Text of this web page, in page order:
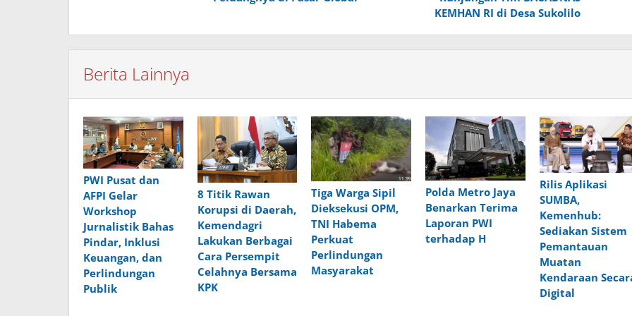
KEMHAN RI di Desa Sukolilo
Berita Lainnya
PWI Pusat dan
AFPI Gelar
Workshop
Jurnalistik Bahas
Pindar, Inklusi
Keuangan, dan
Perlindungan
Publik
8 Titik Rawan
Korupsi di Daerah,
Kemendagri
Lakukan Berbagai
Cara Persempit
Celahnya Bersama
KPK
Tiga Warga Sipil
Dieksekusi OPM,
TNI Habema
Perkuat
Perlindungan
Masyarakat
Polda Metro Jaya
Benarkan Terima
Laporan PWI
terhadap H
Rilis Aplikasi
SUMBA,
Kemenhub:
Sediakan Sistem
Pemantauan
Muatan
Kendaraan
Digital